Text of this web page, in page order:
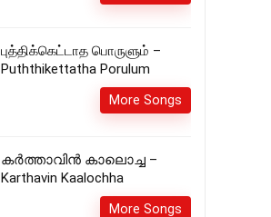
புத்திக்கெட்டாத பொருளும் –
Puththikettatha Porulum
More Songs
കർത്താവിൻ കാലൊച്ച –
Karthavin Kaalochha
More Songs